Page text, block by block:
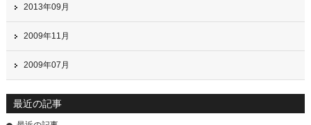
2013年09月
2009年11月
2009年07月
最近の記事